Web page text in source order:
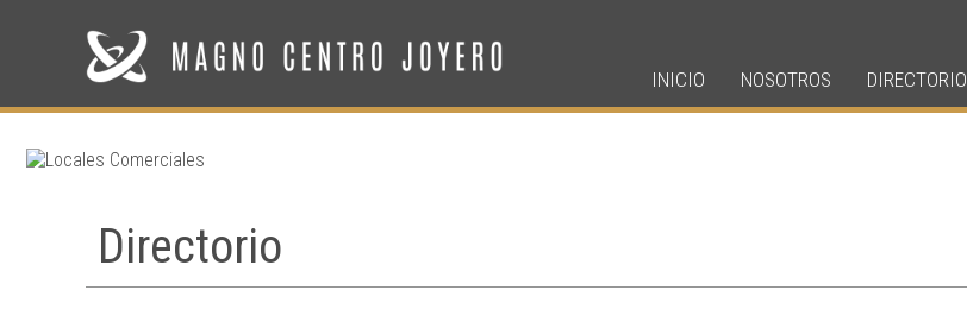
DIRECTORIO
NOSOTROS
INICIO
Directorio